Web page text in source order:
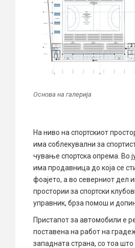
Основа на галерија
На ниво на спортскиот
има соблекувални за
чување спортска опрема. Во
има продавница до која се
фоајето, а во северниот дел
простории за спортски
управник, брза помош и
Пристапот за автомобили е
поставена на работ на
западната страна, со тоа